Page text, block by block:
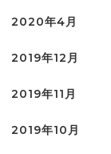
2020年4月
2019年12月
2019年11月
2019年10月